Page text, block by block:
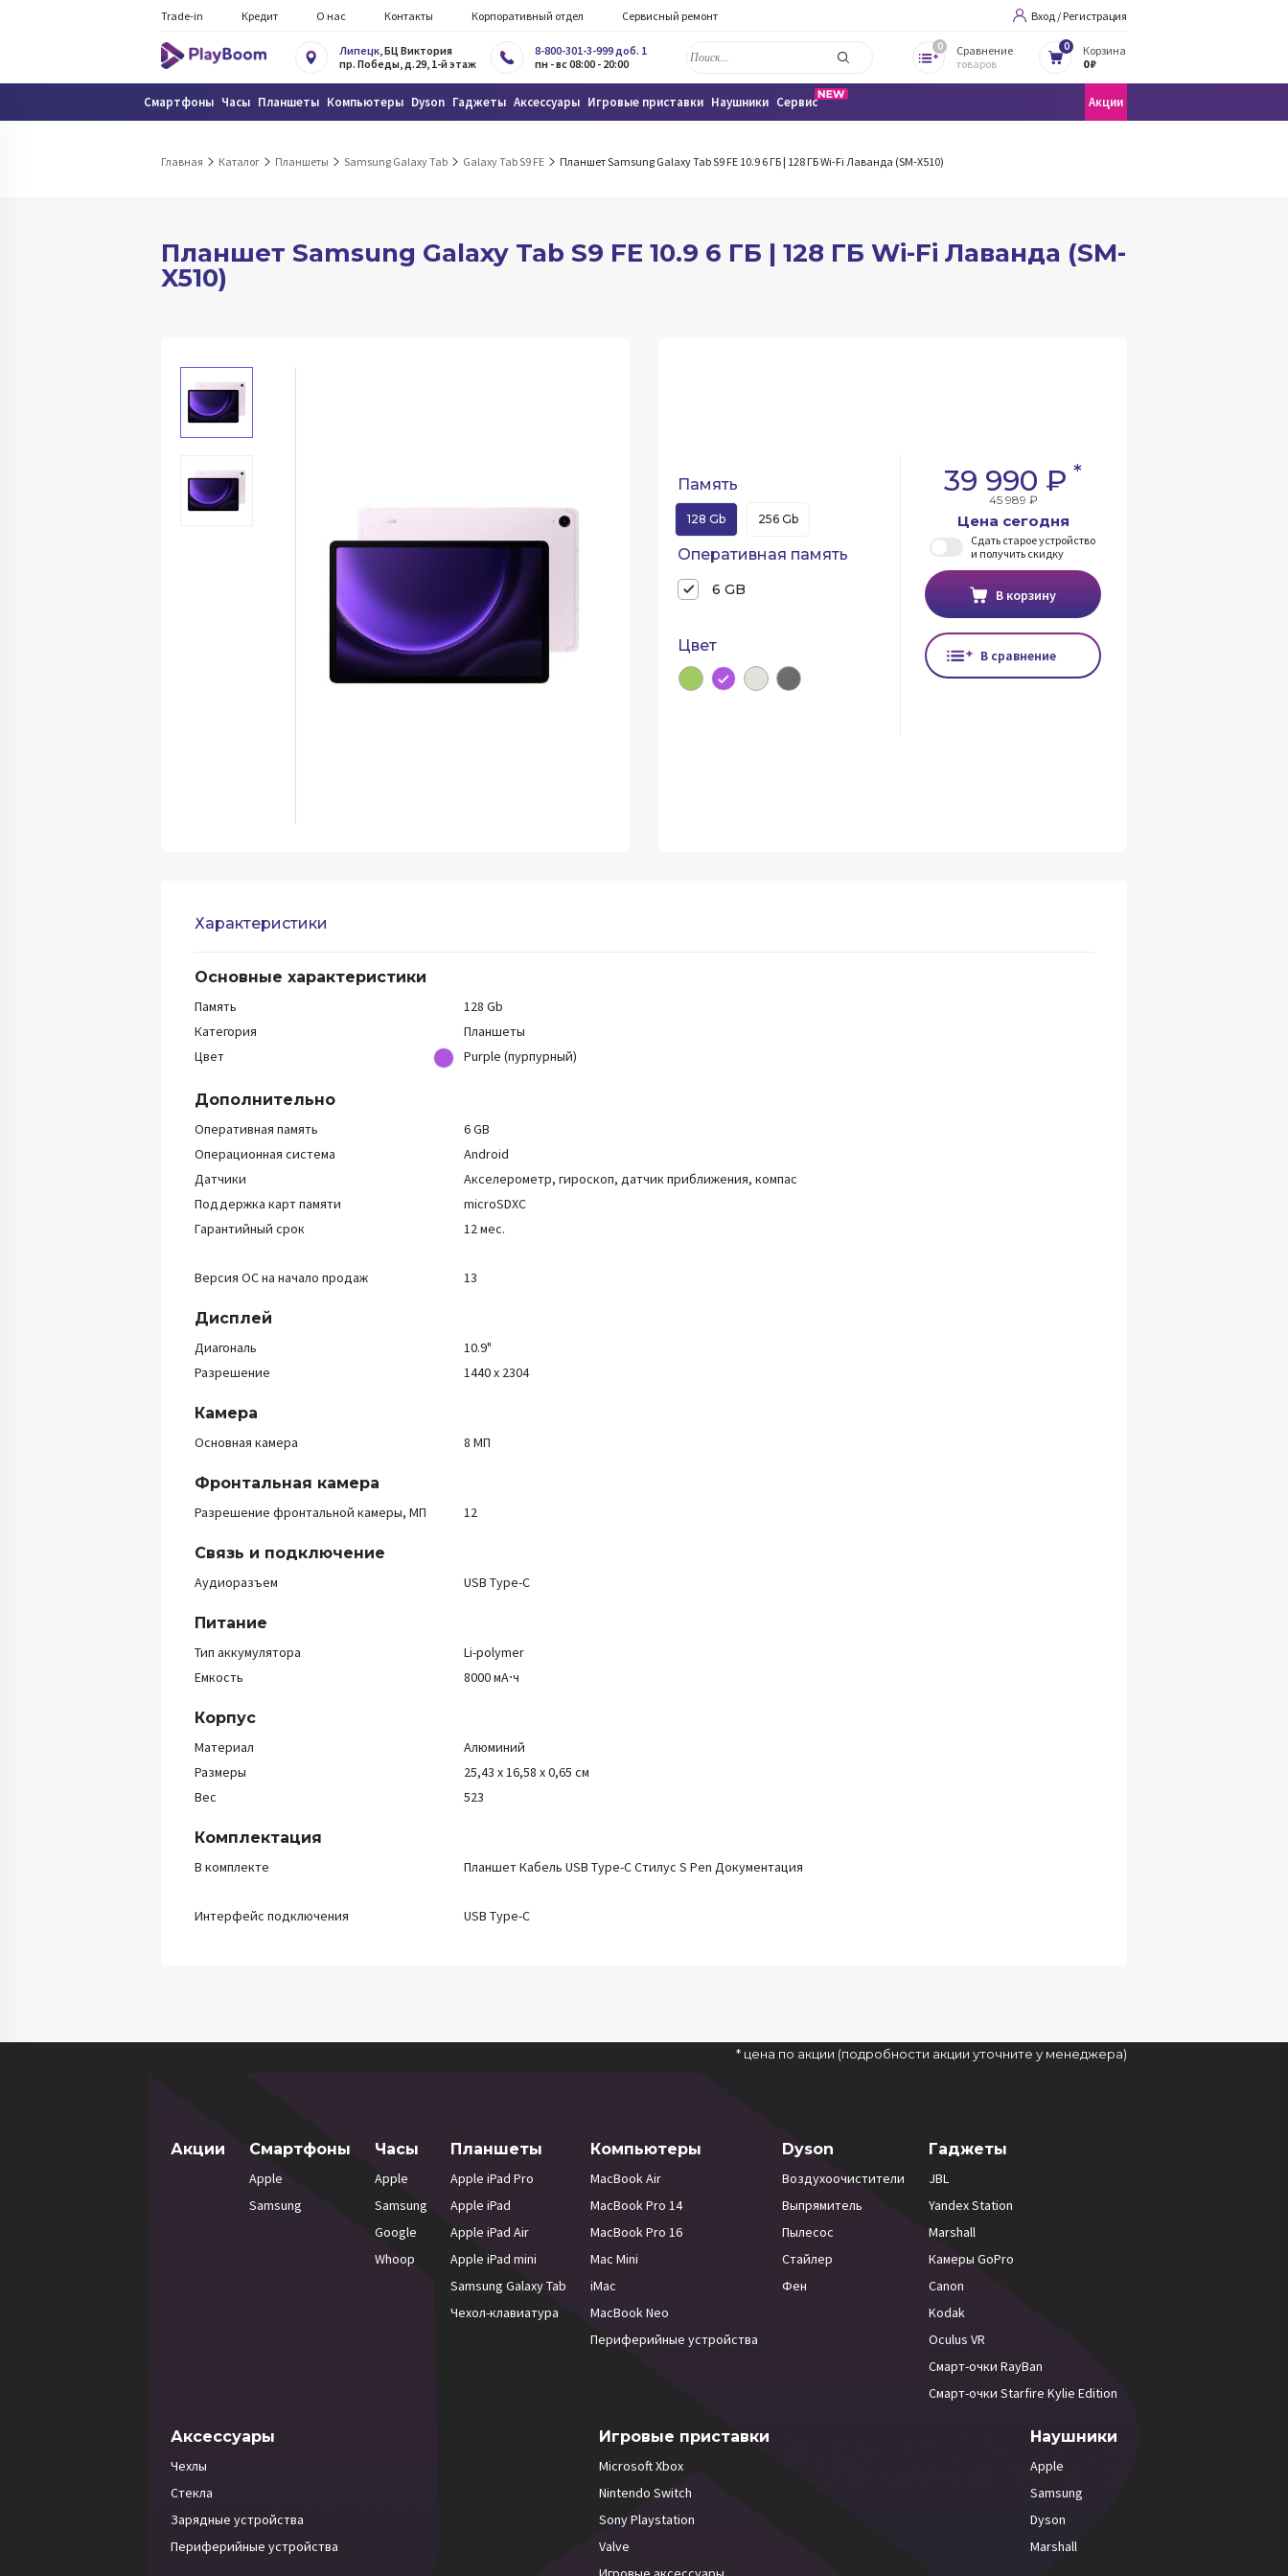
Trade-in Кредит О нас Контакты Корпоративный отдел Сервисный ремонт Вход / Регистрация
Липецк, БЦ Виктория
пр. Победы, д.29, 1-й этаж
8-800-301-3-999 доб. 1
пн - вс 08:00 - 20:00
0
Сравнение
товаров
0
Корзина
0 ₽
Смартфоны Часы Планшеты Компьютеры Dyson Гаджеты Аксессуары Игровые приставки Наушники Сервис Акции
Главная Каталог Планшеты Samsung Galaxy Tab Galaxy Tab S9 FE Планшет Samsung Galaxy Tab S9 FE 10.9 6 ГБ | 128 ГБ Wi-Fi Лаванда (SM-X510)
Планшет Samsung Galaxy Tab S9 FE 10.9 6 ГБ | 128 ГБ Wi-Fi Лаванда (SM-
X510)
Память
128 Gb 256 Gb
Оперативная память
6 GB
Цвет
39 990 ₽ *
45 989 ₽
Цена сегодня
Сдать старое устройство
и получить скидку
В корзину
В сравнение
Характеристики
Основные характеристики
Память
128 Gb
Категория
Планшеты
Цвет
Purple (пурпурный)
Дополнительно
Оперативная память
6 GB
Операционная система
Android
Датчики
Акселерометр, гироскоп, датчик приближения, компас
Поддержка карт памяти
microSDXC
Гарантийный срок
12 мес.
Версия ОС на начало продаж 13
Дисплей
Диагональ
10.9"
Разрешение
1440 x 2304
Камера
Основная камера 8 МП
Фронтальная камера
Разрешение фронтальной камеры, МП 12
Связь и подключение
Аудиоразъем USB Type-C
Питание
Тип аккумулятора
Li-polymer
Емкость
8000 мА⋅ч
Корпус
Материал
Алюминий
Размеры
25,43 x 16,58 x 0,65 см
Вес
523
Комплектация
В комплекте Планшет Кабель USB Type-C Стилус S Pen Документация
Интерфейс подключения USB Type-C
* цена по акции (подробности акции уточните у менеджера)
Акции Смартфоны
Apple
Samsung
Часы
Apple
Samsung
Google
Whoop
Планшеты
Apple iPad Pro
Apple iPad
Apple iPad Air
Apple iPad mini
Samsung Galaxy Tab
Чехол-клавиатура
Компьютеры
MacBook Air
MacBook Pro 14
MacBook Pro 16
Mac Mini
iMac
MacBook Neo
Периферийные устройства
Dyson
Воздухоочистители
Выпрямитель
Пылесос
Стайлер
Фен
Гаджеты
JBL
Yandex Station
Marshall
Камеры GoPro
Canon
Kodak
Oculus VR
Смарт-очки RayBan
Смарт-очки Starfire Kylie Edition
Аксессуары
Чехлы
Стекла
Зарядные устройства
Периферийные устройства
Игровые приставки
Microsoft Xbox
Nintendo Switch
Sony Playstation
Valve
Наушники
Apple
Samsung
Dyson
Marshall